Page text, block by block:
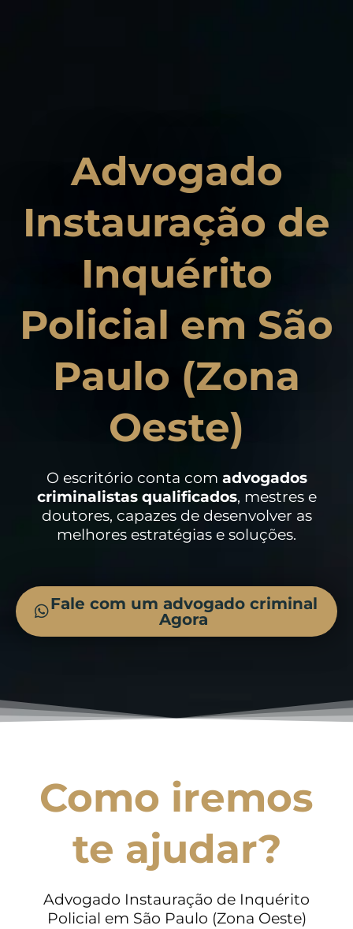
Advogado
Instauração de
Inquérito
Policial em São
Paulo (Zona
Oeste)
O escritório conta com advogados
criminalistasqualificados, mestres e
doutores, capazes de desenvolver as
melhores estratégias e soluções.
Fale com um advogado criminal
Agora
Como iremos
te ajudar?
Advogado Instauração de Inquérito
Policial em São Paulo (Zona Oeste)